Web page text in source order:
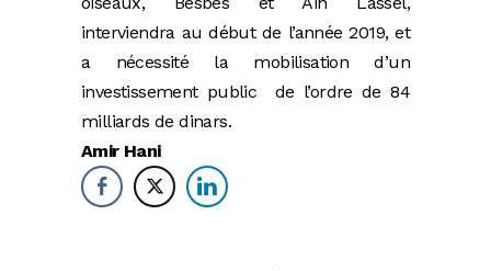
interviendra au début de l’année 2019, et
a nécessité la mobilisation d’un
investissement public de l’ordre de 84
milliards de dinars.
Amir Hani